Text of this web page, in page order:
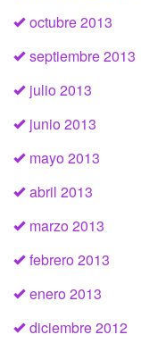
octubre 2013
septiembre 2013
julio 2013
junio 2013
mayo 2013
abril 2013
marzo 2013
febrero 2013
enero 2013
diciembre 2012